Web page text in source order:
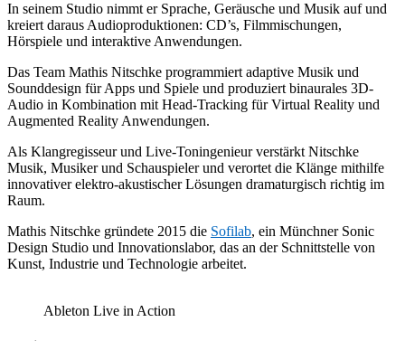
In seinem Studio nimmt er Sprache, Geräusche und Musik auf und
kreiert daraus Audioproduktionen: CD’s, Filmmischungen,
Hörspiele und interaktive Anwendungen.
Das Team Mathis Nitschke programmiert adaptive Musik und
Sounddesign für Apps und Spiele und produziert binaurales 3D-
Audio in Kombination mit Head-Tracking für Virtual Reality und
Augmented Reality Anwendungen.
Als Klangregisseur und Live-Toningenieur verstärkt Nitschke
Musik, Musiker und Schauspieler und verortet die Klänge mithilfe
innovativer elektro-akustischer Lösungen dramaturgisch richtig im
Raum.
Mathis Nitschke gründete 2015 die Sofilab, ein Münchner Sonic
Design Studio und Innovationslabor, das an der Schnittstelle von
Kunst, Industrie und Technologie arbeitet.
Ableton Live in Action